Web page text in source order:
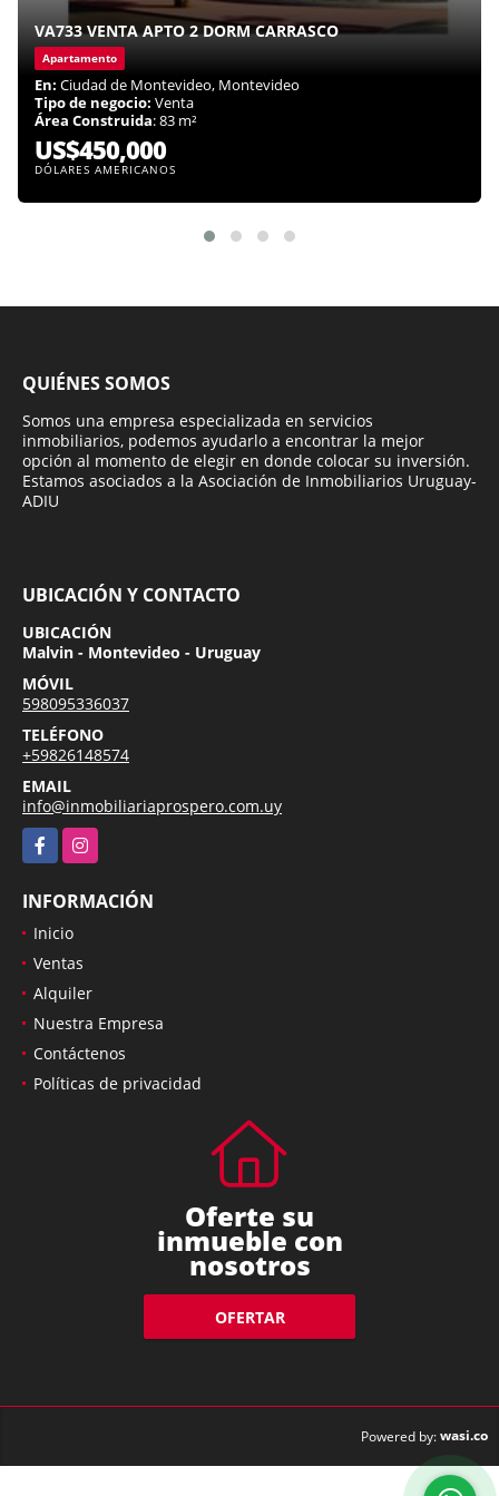
VA733 VENTA APTO 2 DORM CARRASCO
Apartamento
En: Ciudad de Montevideo, Montevideo
Tipo de negocio: Venta
Área Construida: 83 m²
US$450,000
DÓLARES AMERICANOS
QUIÉNES SOMOS
Somos una empresa especializada en servicios
inmobiliarios, podemos ayudarlo a encontrar la mejor
opción al momento de elegir en donde colocar su inversión.
Estamos asociados a la Asociación de Inmobiliarios Uruguay-
ADIU
UBICACIÓN Y CONTACTO
UBICACIÓN
Malvin - Montevideo - Uruguay
MÓVIL
598095336037
TELÉFONO
+59826148574
EMAIL
info@inmobiliariaprospero.com.uy
FacebookInstagram
INFORMACIÓN
Inicio
Ventas
Alquiler
Nuestra Empresa
Contáctenos
Políticas de privacidad
Oferte su
inmueble con
nosotros
OFERTAR
Powered by:wasi.co